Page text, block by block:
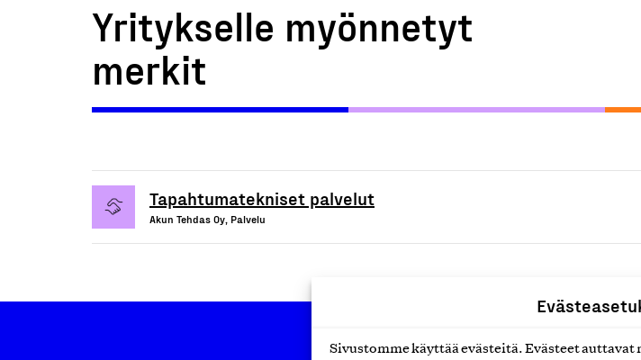
Sivustomme käyttää evästeitä. Evästeet auttavat
Yritykselle myönnetyt
merkit
Tapahtumatekniset palvelut
Akun Tehdas Oy, Palvelu